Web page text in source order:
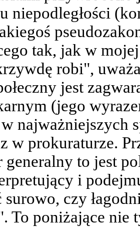
niepodległości
tak, jak w
robi",
jest
(jego
najważniejszych
w prokuraturze.
to jest
i
surowo, czy
To poniżające nie